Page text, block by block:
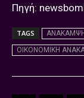
Πηγή:
TAGS
ΟΙΚΟΝΟΜΙΚΗ